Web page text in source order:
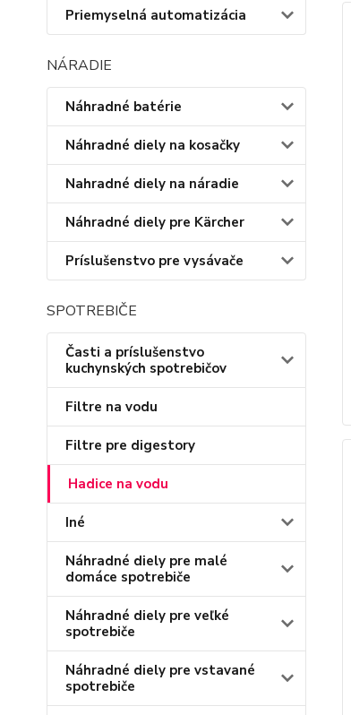
Priemyselná automatizácia
NÁRADIE
Náhradné batérie
Náhradné diely na kosačky
Nahradné diely na náradie
Náhradné diely pre Kärcher
Príslušenstvo pre vysávače
SPOTREBIČE
Časti a príslušenstvo
kuchynských spotrebičov
Filtre na vodu
Filtre pre digestory
Hadice na vodu
Iné
Náhradné diely pre malé
domáce spotrebiče
Náhradné diely pre veľké
spotrebiče
Náhradné diely pre vstavané
spotrebiče